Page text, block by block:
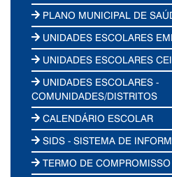
PLANO MUNICIPAL DE
UNIDADES ESCOLARES
UNIDADES ESCOLARES
UNIDADES ESCOLARES -
COMUNIDADES/DISTRITOS
CALENDÁRIO ESCOLAR
SIDS - SISTEMA DE
TERMO DE